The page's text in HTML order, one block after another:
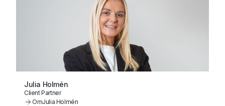
Julia Holmén
Client Partner
OmJulia Holmén